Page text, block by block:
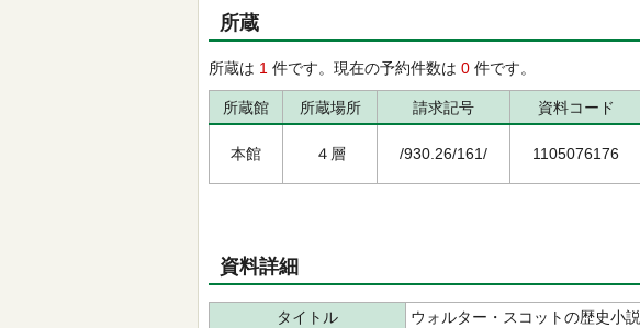
所蔵
所蔵は 1 件です。現在の予約件数は 0 件です。
所蔵館 所蔵場所 請求記号 資料コード
本館 ４層 /930.26/161/ 1105076176
資料詳細
タイトル ウォルター・スコットの歴史小説